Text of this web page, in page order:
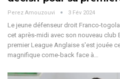
Perez Amouzouvi 3 Fév 2024
Le jeune défenseur droit Franco-
cet après-midi avec son nouveau club
premier League Anglaise s'est jouée
magnifique come-back face à…